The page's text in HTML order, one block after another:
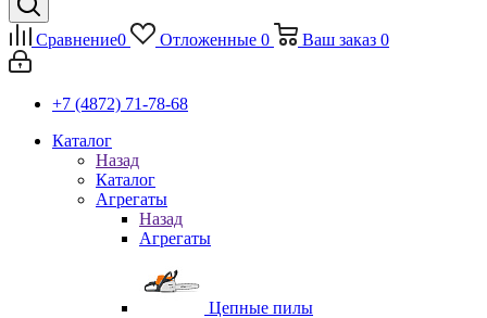
Сравнение0 Отложенные 0 Ваш заказ 0
+7 (4872) 71-78-68
Каталог
Назад
Каталог
Агрегаты
Назад
Агрегаты
Цепные пилы